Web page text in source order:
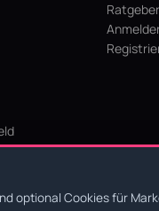
Ratgeber
optional Cookies für